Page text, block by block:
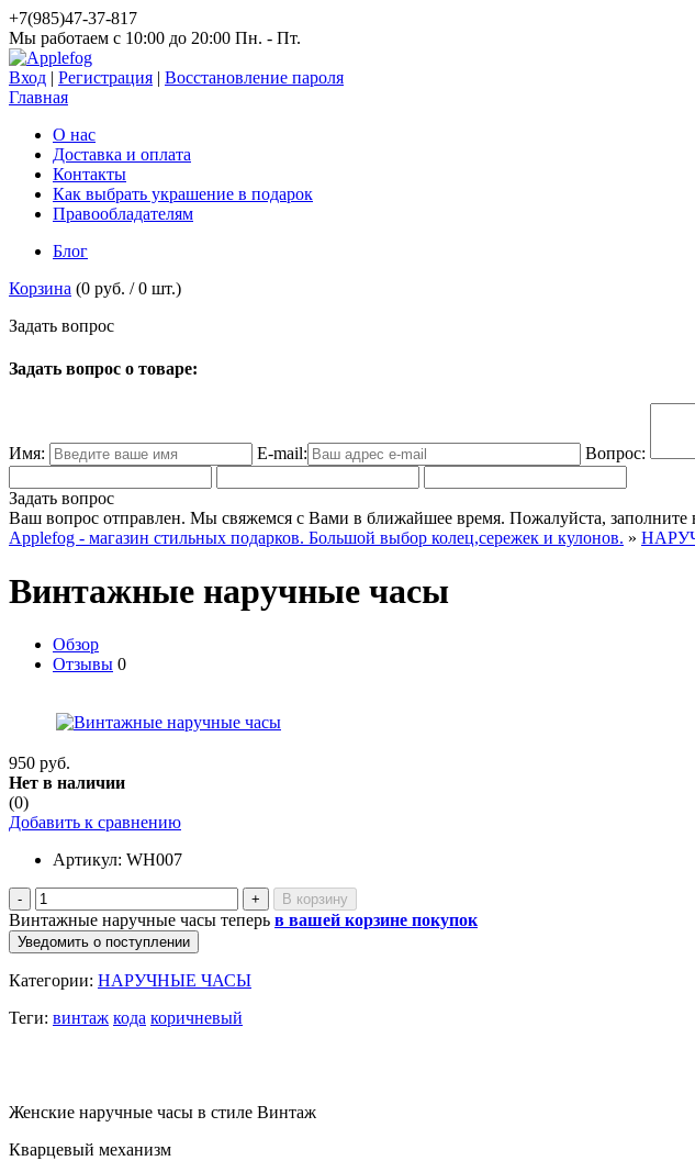
+7(985)47-37-817
Мы работаем c 10:00 до 20:00 Пн. - Пт.
Вход | Регистрация | Восстановление пароля
Главная
О нас
Доставка и оплата
Контакты
Как выбрать украшение в подарок
Правообладателям
Блог
Корзина (0 руб. /0 шт.)
Задать вопрос
Задать вопрос о товаре:
Имя: E-mail: Вопрос:
Задать вопрос
Ваш вопрос отправлен. Мы свяжемся с Вами в ближайшее время. Пожалуйста, заполните
Applefog - магазин стильных подарков. Большой выбор колец,сережек и кулонов. »
Винтажные наручные часы
Обзор
Отзывы 0
950 руб.
Нет в наличии
(0)
Добавить к сравнению
Артикул: WH007
- +
Винтажные наручные часы теперь в вашей корзине покупок
Уведомить о поступлении
Категории: НАРУЧНЫЕ ЧАСЫ
Теги: винтаж кода коричневый
Женские наручные часы в стиле Винтаж
Кварцевый механизм